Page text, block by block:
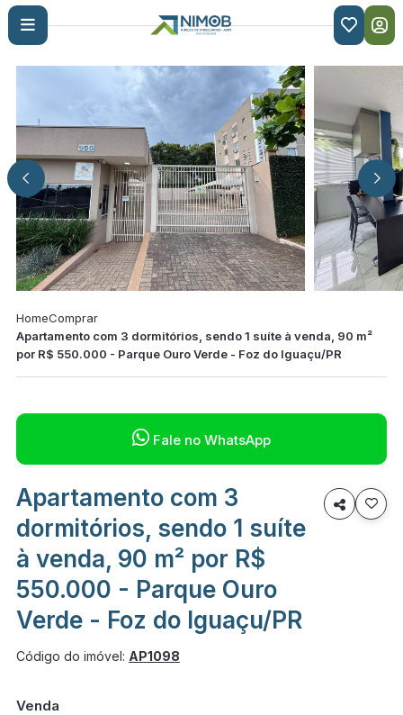

HomeComprar
Apartamento com 3 dormitórios, sendo 1 suíte à venda, 90 m²
por R$ 550.000 - Parque Ouro Verde - Foz do Iguaçu/PR
 Fale no WhatsApp
Apartamento com 3
dormitórios, sendo 1 suíte
à venda, 90 m² por R$
550.000 - Parque Ouro
Verde - Foz do Iguaçu/PR

Código do imóvel: AP1098
Venda